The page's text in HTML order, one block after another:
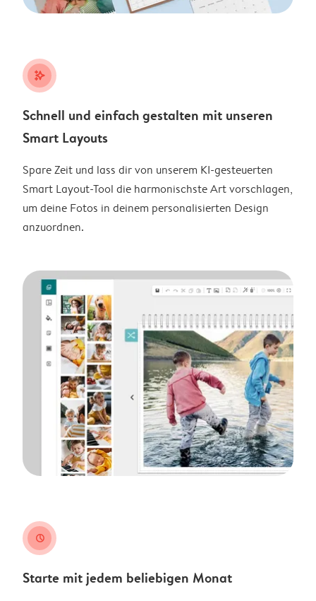
stars_plus
Schnell und einfach gestalten mit unseren
Smart Layouts
Spare Zeit und lass dir von unserem KI-gesteuerten
Smart Layout-Tool die harmonischste Art vorschlagen,
um deine Fotos in deinem personalisierten Design
anzuordnen.
clock
Starte mit jedem beliebigen Monat